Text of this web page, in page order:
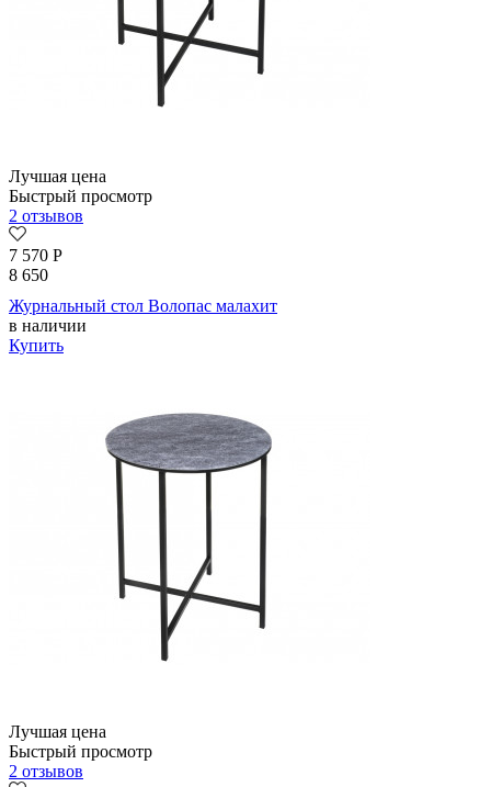
Лучшая цена
Быстрый просмотр
2 отзывов
7 570 Р
8 650
Журнальный стол Волопас малахит
в наличии
Купить
Лучшая цена
Быстрый просмотр
2 отзывов